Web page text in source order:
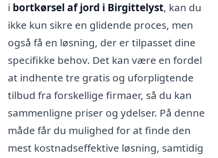
i bortkørsel af jord i Birgittelyst, kan du
ikke kun sikre en glidende proces, men
også få en løsning, der er tilpasset dine
specifikke behov. Det kan være en fordel
at indhente tre gratis og uforpligtende
tilbud fra forskellige firmaer, så du kan
sammenligne priser og ydelser. På denne
måde får du mulighed for at finde den
mest kostnadseffektive løsning, samtidig